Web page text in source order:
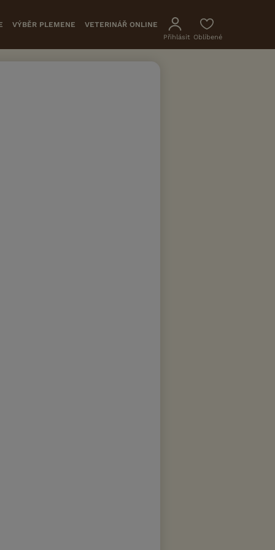
VÝBĚR PLEMENE VETERINÁŘ ONLINE
Přihlásit Oblíbené